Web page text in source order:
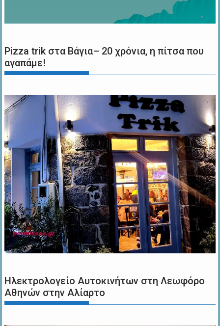
Pizza trik στα Βάγια– 20 χρόνια, η πίτσα που
αγαπάμε!
Ηλεκτρολογείο Αυτοκινήτων στη Λεωφόρο
Αθηνών στην Αλίαρτο